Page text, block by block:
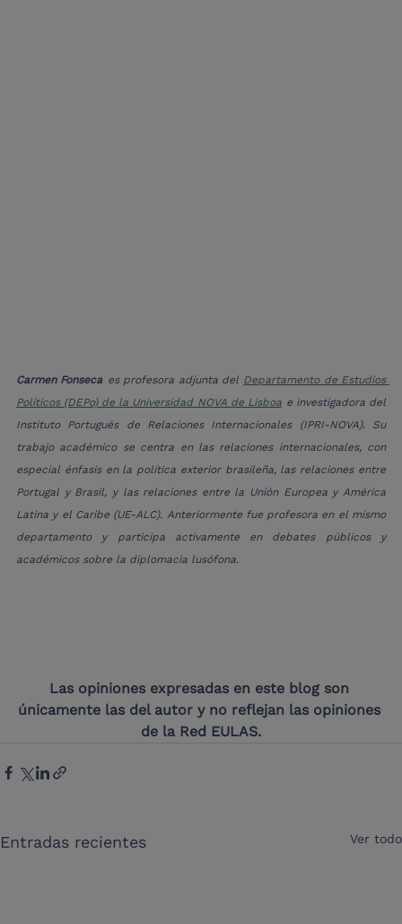
Carmen Fonseca es profesora adjunta del Departamento de Estudios
Políticos (DEPo) de la Universidad NOVA de Lisboa e investigadora del
Instituto Portugués de Relaciones Internacionales (IPRI-NOVA). Su
trabajo académico se centra en las relaciones internacionales, con
especial énfasis en la política exterior brasileña, las relaciones entre
Portugal y Brasil, y las relaciones entre la Unión Europea y América
Latina y el Caribe (UE-ALC). Anteriormente fue profesora en el mismo
departamento y participa activamente en debates públicos y
académicos sobre la diplomacia lusófona.
Las opiniones expresadas en este blog son
únicamente las del autor y no reflejan las opiniones
de la Red EULAS.
Entradas recientes Ver todo